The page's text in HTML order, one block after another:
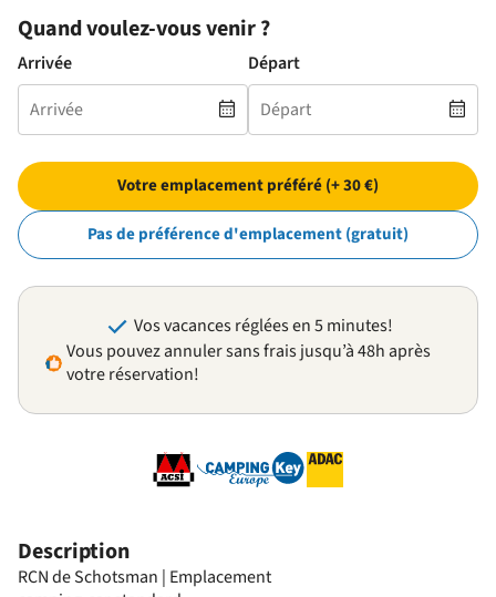
Description
RCN de Schotsman | Emplacement
Quand voulez-vous venir ?
Arrivée Départ
Votre emplacement préféré (+ 30 €)
Pas de préférence d'emplacement (gratuit)
Vos vacances réglées en 5 minutes!
Vous pouvez annuler sans frais jusqu’à 48h après
votre réservation!